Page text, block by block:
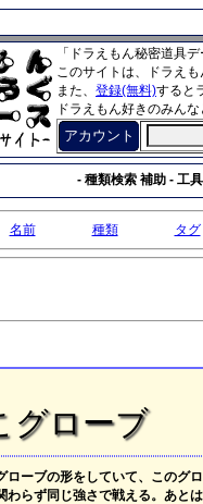
「ドラえもん秘密道具
このサイトは、ドラえ
また、 登録(無料)すると
ドラえもん好きのみん
アカウント
- 種類検索 補助 - 工
名前 種類 タグ
グローブ
ローブの形をしていて、このグ
わらず同じ強さで戦える。あと